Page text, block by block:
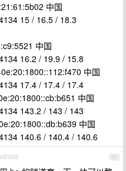
中国
15 / 16.5 / 18.3
中国
16.2 / 19.9 / 15.8
中国
17.4 / 17.4 / 17.4
中国
143.2 / 143 / 143
中国
140.6 / 140.4 / 140.6
23